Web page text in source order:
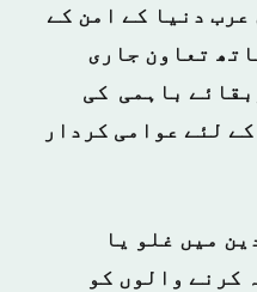
عرب دنیا کے امن کے
تعاون جاری
باہمی کی
لئے عوامی کردار
میں غلو یا
کرنے والوں کو